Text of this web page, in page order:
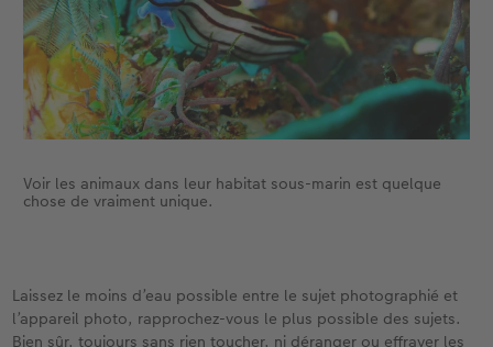
Voir les animaux dans leur habitat sous-marin est quelque
chose de vraiment unique.
Laissez le moins d’eau possible entre le sujet photographié et
l’appareil photo, rapprochez-vous le plus possible des sujets.
Bien sûr, toujours sans rien toucher, ni déranger ou effrayer les